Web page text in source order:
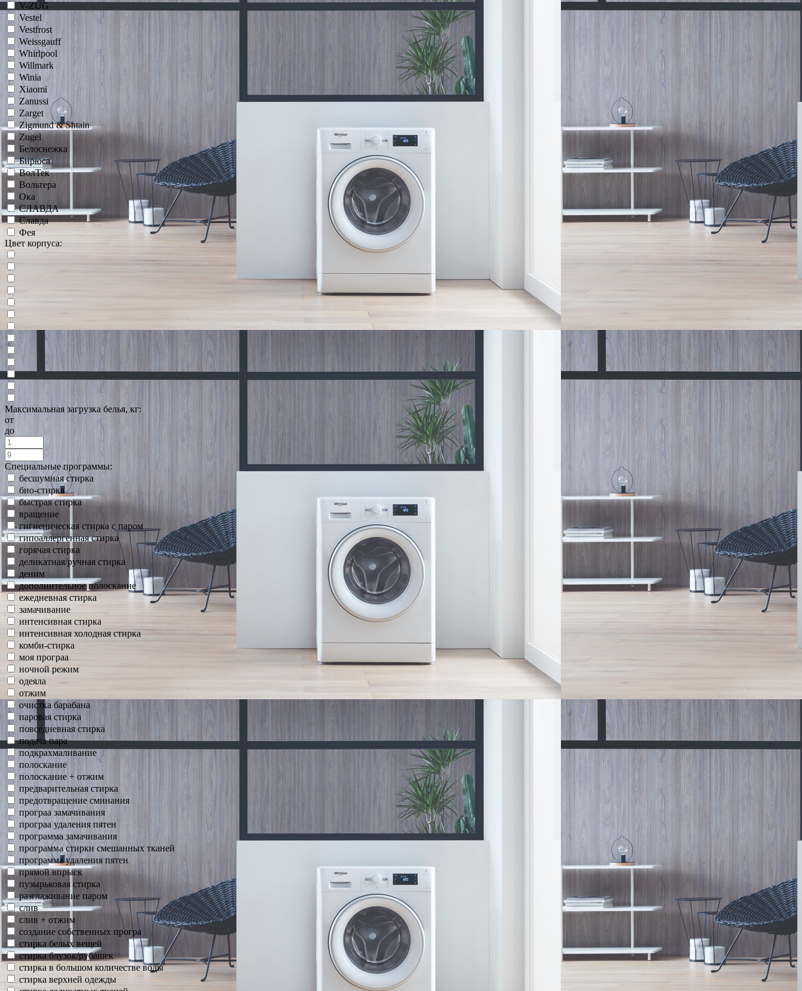
V-ZUG
Vestel
Vestfrost
Weissgauff
Whirlpool
Willmark
Winia
Xiaomi
Zanussi
Zarget
Zigmund & Shtain
Zugel
Белоснежка
Бирюса
ВолТек
Вольтера
Ока
СЛАВДА
Славда
Фея
Цвет корпуса:
Максимальная загрузка белья, кг:
от
до
Специальные программы:
бесшумная стирка
био-стирка
быстрая стирка
вращение
гигиеническая стирка с паром
гипоаллергенная стирка
горячая стирка
деликатная/ручная стирка
деним
дополнительное полоскание
ежедневная стирка
замачивание
интенсивная стирка
интенсивная холодная стирка
комби-стирка
моя програа
ночной режим
одеяла
отжим
очистка барабана
паровая стирка
повседневная стирка
подача пара
подкрахмаливание
полоскание
полоскание + отжим
предварительная стирка
предотвращение сминания
програа замачивания
програа удаления пятен
программа замачивания
программа стирки смешанных тканей
программа удаления пятен
прямой впрыск
пузырьковая стирка
разглаживание паром
слив
слив + отжим
создание собственных програ
стирка белых вещей
стирка блузок/рубашек
стирка в большом количестве воды
стирка верхней одежды